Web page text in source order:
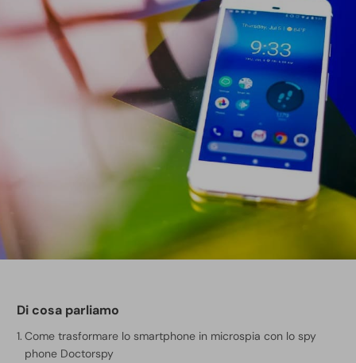
Di cosa parliamo
Come trasformare lo smartphone in microspia con lo spy
phone Doctorspy